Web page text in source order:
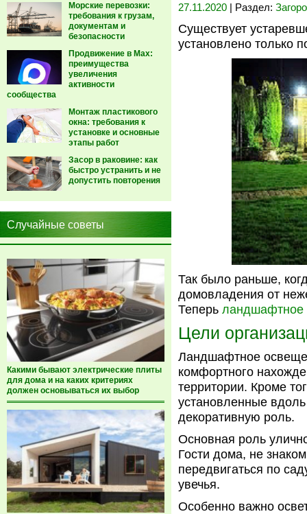
Морские перевозки:
требования к грузам,
документам и
безопасности
Продвижение в Max:
преимущества
увеличения
активности
сообщества
Монтаж пластикового
окна: требования к
установке и основные
этапы работ
Засор в раковине: как
быстро устранить и не
допустить повторения
Случайные советы
Какими бывают электрические плиты
для дома и на каких критериях
должен основываться их выбор
27.11.2020 | Раздел:
Существует
установлено только
Так было раньше,
домовладения от
Теперь ландшафтное
Цели
Ландшафтное
комфортного
территории. Кроме
установленные
декоративную роль.
Основная роль
Гости дома, не
передвигаться по
увечья.
Особенно важно